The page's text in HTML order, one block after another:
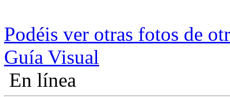
Podéis ver otras fotos de
Guía Visual
En línea